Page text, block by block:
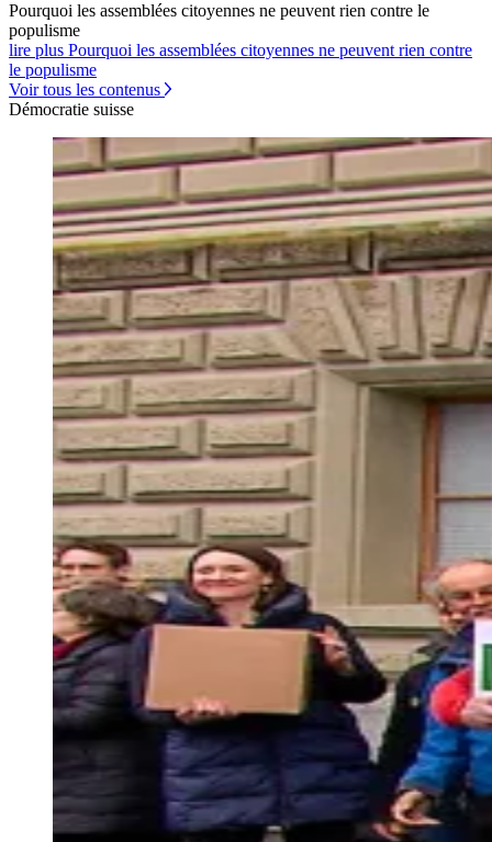
Pourquoi les assemblées citoyennes ne peuvent rien contre le
populisme
lire plus Pourquoi les assemblées citoyennes ne peuvent rien contre
le populisme
Voir tous les contenus
Démocratie suisse